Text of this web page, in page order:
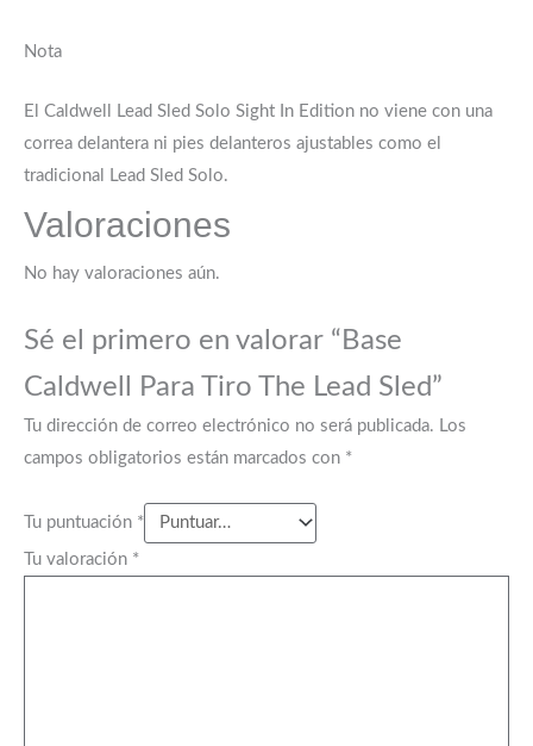
Nota
El Caldwell Lead Sled Solo Sight In Edition no viene con una
correa delantera ni pies delanteros ajustables como el
tradicional Lead Sled Solo.
Valoraciones
No hay valoraciones aún.
Sé el primero en valorar “Base
Caldwell Para Tiro The Lead Sled”
Tu dirección de correo electrónico no será publicada. Los
campos obligatorios están marcados con *
Tu puntuación *
Tu valoración *